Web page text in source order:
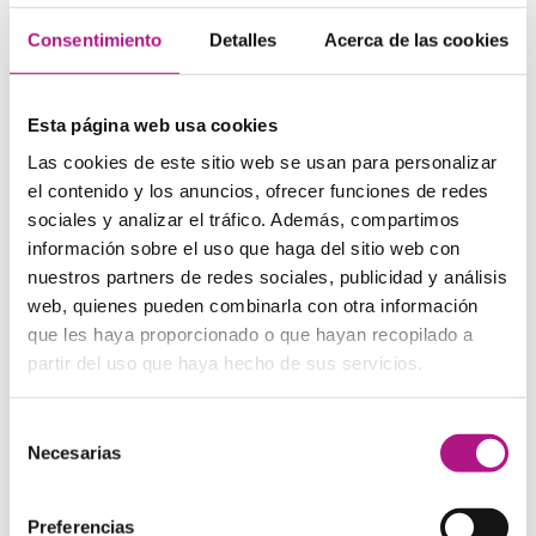
Consentimiento Detalles Acerca de las cookies
Esta página web usa cookies
Las cookies de este sitio web se usan para personalizar
el contenido y los anuncios, ofrecer funciones de redes
sociales y analizar el tráfico. Además, compartimos
información sobre el uso que haga del sitio web con
nuestros partners de redes sociales, publicidad y análisis
web, quienes pueden combinarla con otra información
que les haya proporcionado o que hayan recopilado a
partir del uso que haya hecho de sus servicios.
Necesarias
Preferencias
usando para algo útil o divertido, lo recordarás mejor.
incluyen en su oferta actividades organizadas, para poder
aprender inglés, mientras pasas un buen rato con
compartes intereses
Practice makes perfect
Aunque es genial contar conactividades de ociocon un
Teacher que te vaya corrigiendo y dando ejemplos de
pronunicación, es importante que continues el estudio del
inglés en casa, pero de un modo divertido: Of course!
practice,
practice, practice!
para aprender a pronunciar en inglés, solo necesitas